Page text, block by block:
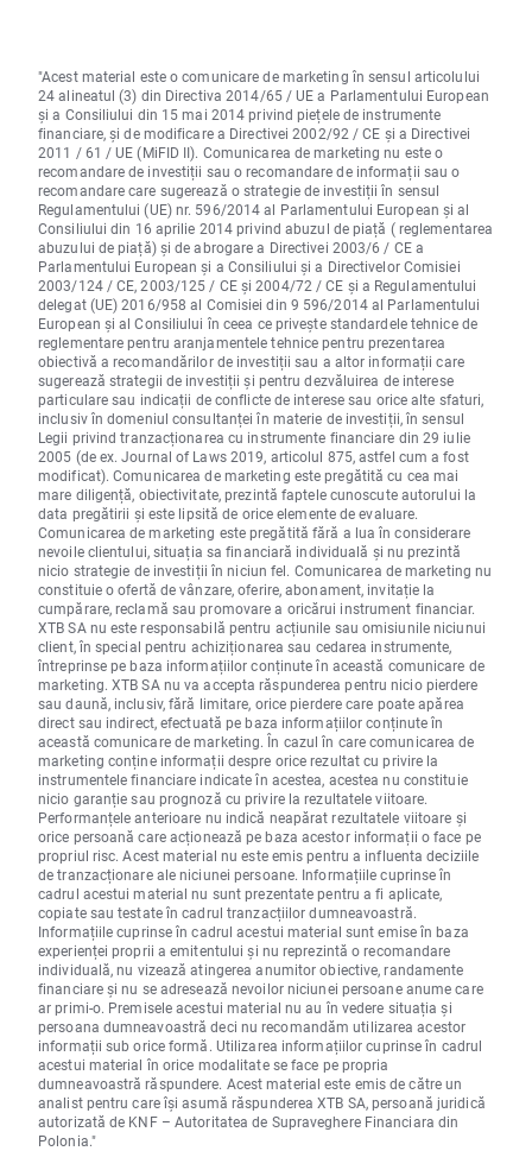
"Acest material este o comunicare de marketing în sensul articolului
24 alineatul (3) din Directiva 2014/65 / UE a Parlamentului European
și a Consiliului din 15 mai 2014 privind piețele de instrumente
financiare, și de modificare a Directivei 2002/92 / CE și a Directivei
2011 / 61 / UE (MiFID II). Comunicarea de marketing nu este o
recomandare de investiții sau o recomandare de informații sau o
recomandare care sugerează o strategie de investiții în sensul
Regulamentului (UE) nr. 596/2014 al Parlamentului European și al
Consiliului din 16 aprilie 2014 privind abuzul de piață ( reglementarea
abuzului de piață) și de abrogare a Directivei 2003/6 / CE a
Parlamentului European și a Consiliului și a Directivelor Comisiei
2003/124 / CE, 2003/125 / CE și 2004/72 / CE și a Regulamentului
delegat (UE) 2016/958 al Comisiei din 9 596/2014 al Parlamentului
European și al Consiliului în ceea ce privește standardele tehnice de
reglementare pentru aranjamentele tehnice pentru prezentarea
obiectivă a recomandărilor de investiții sau a altor informații care
sugerează strategii de investiții și pentru dezvăluirea de interese
particulare sau indicații de conflicte de interese sau orice alte sfaturi,
inclusiv în domeniul consultanței în materie de investiții, în sensul
Legii privind tranzacționarea cu instrumente financiare din 29 iulie
2005 (de ex. Journal of Laws 2019, articolul 875, astfel cum a fost
modificat). Comunicarea de marketing este pregătită cu cea mai
mare diligență, obiectivitate, prezintă faptele cunoscute autorului la
data pregătirii și este lipsită de orice elemente de evaluare.
Comunicarea de marketing este pregătită fără a lua în considerare
nevoile clientului, situația sa financiară individuală și nu prezintă
nicio strategie de investiții în niciun fel. Comunicarea de marketing nu
constituie o ofertă de vânzare, oferire, abonament, invitație la
cumpărare, reclamă sau promovare a oricărui instrument financiar.
XTB SA nu este responsabilă pentru acțiunile sau omisiunile niciunui
client, în special pentru achiziționarea sau cedarea instrumente,
întreprinse pe baza informațiilor conținute în această comunicare de
marketing. XTB SA nu va accepta răspunderea pentru nicio pierdere
sau daună, inclusiv, fără limitare, orice pierdere care poate apărea
direct sau indirect, efectuată pe baza informațiilor conținute în
această comunicare de marketing. În cazul în care comunicarea de
marketing conține informații despre orice rezultat cu privire la
instrumentele financiare indicate în acestea, acestea nu constituie
nicio garanție sau prognoză cu privire la rezultatele viitoare.
Performanțele anterioare nu indică neapărat rezultatele viitoare și
orice persoană care acționează pe baza acestor informații o face pe
propriul risc. Acest material nu este emis pentru a influenta deciziile
de tranzacționare ale niciunei persoane. Informațiile cuprinse în
cadrul acestui material nu sunt prezentate pentru a fi aplicate,
copiate sau testate în cadrul tranzacțiilor dumneavoastră.
Informațiile cuprinse în cadrul acestui material sunt emise în baza
experienței proprii a emitentului și nu reprezintă o recomandare
individuală, nu vizează atingerea anumitor obiective, randamente
financiare și nu se adresează nevoilor niciunei persoane anume care
ar primi-o. Premisele acestui material nu au în vedere situația și
persoana dumneavoastră deci nu recomandăm utilizarea acestor
informații sub orice formă. Utilizarea informațiilor cuprinse în cadrul
acestui material în orice modalitate se face pe propria
dumneavoastră răspundere. Acest material este emis de către un
analist pentru care își asumă răspunderea XTB SA, persoană juridică
autorizată de KNF – Autoritatea de Supraveghere Financiara din
Polonia."